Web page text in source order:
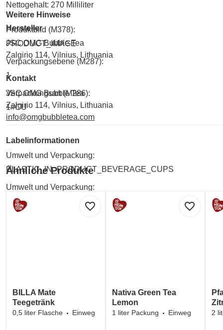
Nettogehalt: 270 Milliliter
Hersteller
JSC OMG Bubble Tea
Zalgirio 114, Vilnius, Lithuania
Kontakt
JSC OMG Bubble Tea
Zalgirio 114, Vilnius, Lithuania
info@omgbubbletea.com
Labelinformationen
Umwelt und Verpackung:
PLASTIC_IN_PRODUCT_BEVERAGE_CUPS
Umwelt und Verpackung:
RECYCLEBAR
Weitere Hinweise
Produktbild (M378):
PRODUCT_IMAGE
Verpackungsebene (M287):
1
Verpackungsart (M286):
1#CU
Ähnliche Produkte
favorite_border
BILLA Mate
Teegetränk
0,5 liter Flasche Einweg
favorite_border
Nativa Green Tea
Lemon
1 liter Packung Einweg 2